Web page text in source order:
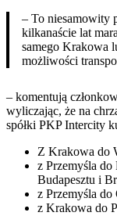
– To niesamowity
kilkanaście lat
samego Krakowa
możliwości
– komentują
wyliczając, że na
spółki PKP Intercity
Z Krakowa do
z Przemyśla do
Budapesztu i
z Przemyśla do
z Krakowa do